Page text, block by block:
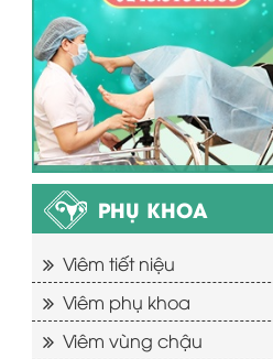
PHỤ KHOA
Viêm tiết niệu
Viêm phụ khoa
Viêm vùng chậu